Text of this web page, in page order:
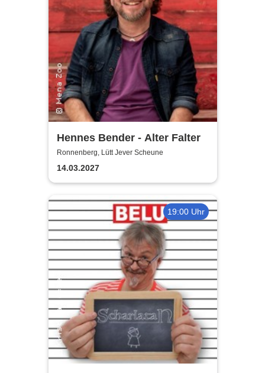
Hennes Bender - Alter Falter
Ronnenberg, Lütt Jever Scheune
14.03.2027
19:00 Uhr